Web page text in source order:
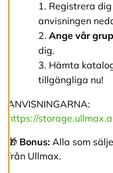
l
a
A
c
Registrera
anvisningen
Ange vår
dig.
Hämta
tillgängliga nu!
ANVISNINGARNA:
https://
🎁 Bonus:Alla som
från Ullmax.